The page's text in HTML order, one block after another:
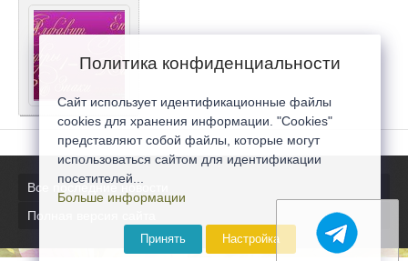
Все последние новости
Полная версия сайта
Политика конфиденциальности
Сайт использует идентификационные файлы
cookies для хранения информации. "Cookies"
представляют собой файлы, которые могут
использоваться сайтом для идентификации
посетителей...
Больше информации
Принять Настройка